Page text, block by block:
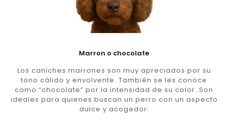
Marron o chocolate
Los caniches marrones son muy apreciados por su
tono cálido y envolvente. También se les conoce
como “chocolate” por la intensidad de su color. Son
ideales para quienes buscan un perro con un aspecto
dulce y acogedor.